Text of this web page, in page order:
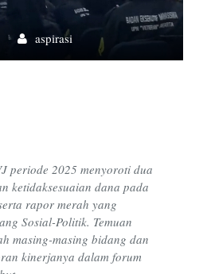
aspirasi
periode 2025 menyoroti dua
ketidaksesuaian dana pada
rapor merah yang
Sosial-Politik. Temuan
masing-masing bidang dan
kinerjanya dalam forum